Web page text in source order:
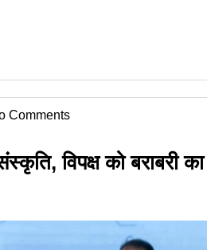
Comments
विपक्ष को बराबरी